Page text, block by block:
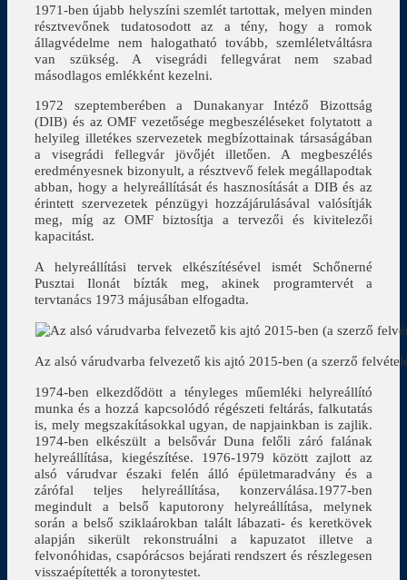
1971-ben újabb helyszíni szemlét tartottak, melyen minden
résztvevőnek tudatosodott az a tény, hogy a romok
állagvédelme nem halogatható tovább, szemléletváltásra
van szükség. A visegrádi fellegvárat nem szabad
másodlagos emlékként kezelni.
1972 szeptemberében a Dunakanyar Intéző Bizottság
(DIB) és az OMF vezetősége megbeszéléseket folytatott a
helyileg illetékes szervezetek megbízottainak társaságában
a visegrádi fellegvár jövőjét illetően. A megbeszélés
eredményesnek bizonyult, a résztvevő felek megállapodtak
abban, hogy a helyreállítását és hasznosítását a DIB és az
érintett szervezetek pénzügyi hozzájárulásával valósítják
meg, míg az OMF biztosítja a tervezői és kivitelezői
kapacitást.
A helyreállítási tervek elkészítésével ismét Schőnerné
Pusztai Ilonát bízták meg, akinek programtervét a
tervtanács 1973 májusában elfogadta.
Az alsó várudvarba felvezető kis ajtó 2015-ben (a szerző
1974-ben elkezdődött a tényleges műemléki helyreállító
munka és a hozzá kapcsolódó régészeti feltárás, falkutatás
is, mely megszakításokkal ugyan, de napjainkban is zajlik.
1974-ben elkészült a belsővár Duna felőli záró falának
helyreállítása, kiegészítése. 1976-1979 között zajlott az
alsó várudvar északi felén álló épületmaradvány és a
zárófal teljes helyreállítása, konzerválása.1977-ben
megindult a belső kaputorony helyreállítása, melynek
során a belső sziklaárokban talált lábazati- és keretkövek
alapján sikerült rekonstruálni a kapuzatot illetve a
felvonóhidas, csapórácsos bejárati rendszert és részlegesen
visszaépítették a toronytestet.